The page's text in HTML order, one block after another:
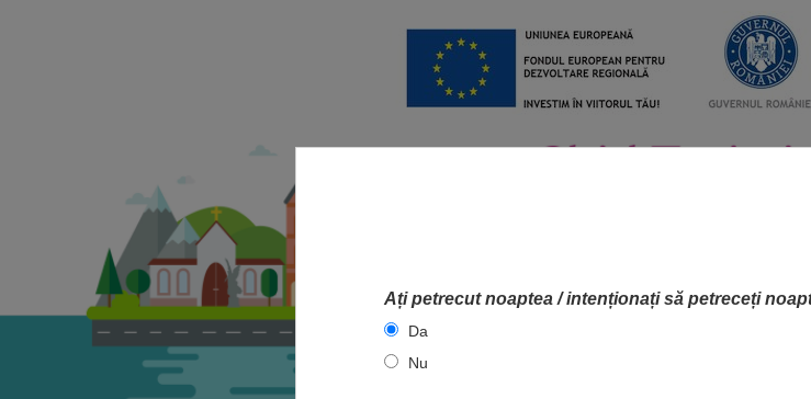
Ați petrecut noaptea / intenționați să petreceți
Da
Nu